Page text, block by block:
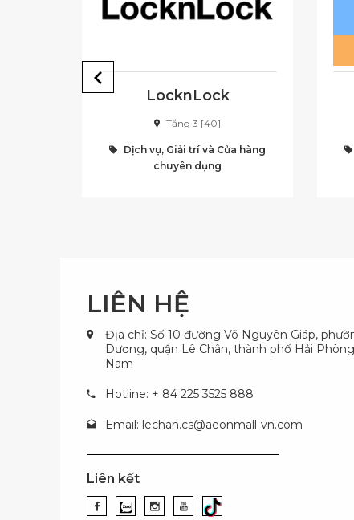
LocknLock
Tầng 3 [40]
Dịch vụ, Giải trí và Cửa hàng
chuyên dụng
LIÊN HỆ
Địa chỉ: Số 10 đường Võ Nguyên Giáp,
Dương, quận Lê Chân, thành phố Hải
Nam
Hotline: + 84 225 3525 888
Email: lechan.cs@aeonmall-vn.com
Liên kết